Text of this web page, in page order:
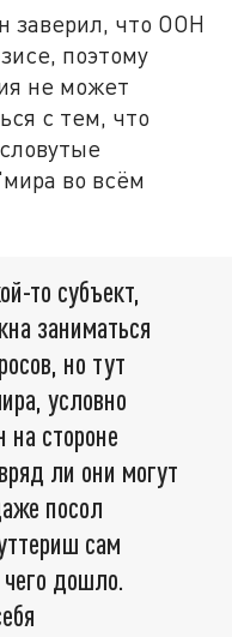
заверил, что ООН
поэтому
не может
с тем, что
во всём
то субъект,
заниматься
но тут
условно
на стороне
ли они могут
посол
сам
дошло.